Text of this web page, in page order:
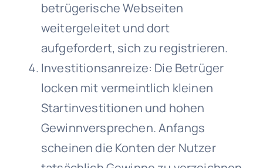
betrügerische Webseiten
weitergeleitet und dort
aufgefordert, sich zu registrieren.
Investitionsanreize: Die Betrüger
locken mit vermeintlich kleinen
Startinvestitionen und hohen
Gewinnversprechen. Anfangs
scheinen die Konten der Nutzer